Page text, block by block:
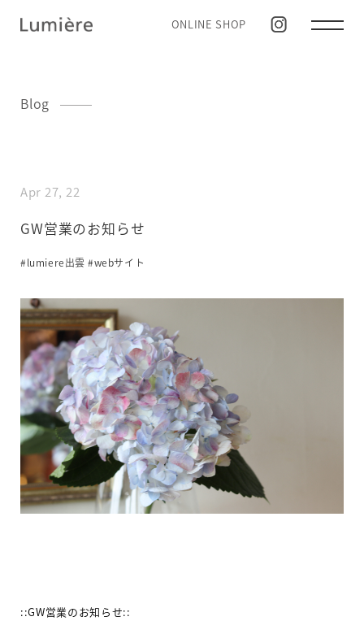
ONLINE SHOP
Blog
Apr 27, 22
GW営業のお知らせ
#lumiere出雲 #webサイト
::GW営業のお知らせ::